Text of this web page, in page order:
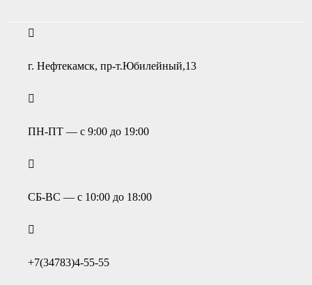
г. Нефтекамск, пр-т.Юбилейный,13
ПН-ПТ — с 9:00 до 19:00
СБ-ВС — с 10:00 до 18:00
+7(34783)4-55-55